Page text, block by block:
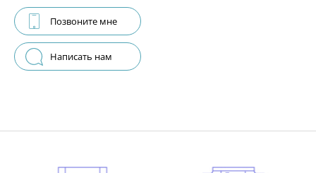
Позвоните мне
Написать нам